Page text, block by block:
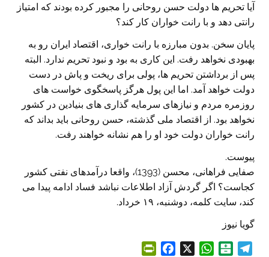
آیا تحریم ها دولت حسن روحانی را مجبور کرده بودند که امتیاز
رانتی دهد و با رانت خواران کار کند؟
پایان سخن. بدون مبارزه با رانت خواری، اقتصاد ایران رو به
بهبودی نخواهد رفت. این کاری به بود و نبود تحریم ندارد. البته
پس از برداشتن تحریم ها، پولی برای ریخت و پاش در دست
دولت خواهد آمد. اما این پول هرگز پاسخگوی خواست های
روزمره مردم و نیازهای سرمایه گذاری های بنیادین در کشور
نخواهد بود. از اقتصاد ملی گذشته، حسن روحانی باید بداند که
رانت خواران دولت خود او را هم نشانه خواهند رفت.
پیوست.
صفایی فراهانی، محسن (1393)، واقعا درآمدهای نفتی کشور
کجاست؟ اگر گردش آزاد اطلاعات نباشد فساد ادامه پیدا می
کند، سایت کلمه، دوشنبه، ۱۹ خرداد.
گویا نیوز
W